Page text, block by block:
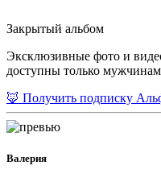
Закрытый альбом
Эксклюзивные фото и
доступны только
🦊 Получить подписку
Валерия